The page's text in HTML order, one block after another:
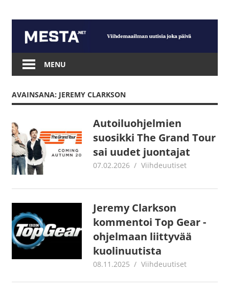
content
Mesta.net
MENU
AVAINSANA: JEREMY CLARKSON
Autoiluohjelmien
suosikki The Grand Tour
sai uudet juontajat
07.02.2026 Juha Kaunisto
Viihdeuutiset
Jeremy Clarkson
kommentoi Top Gear -
ohjelmaan liittyvää
kuolinuutista
08.11.2025 Juha Kaunisto
Viihdeuutiset